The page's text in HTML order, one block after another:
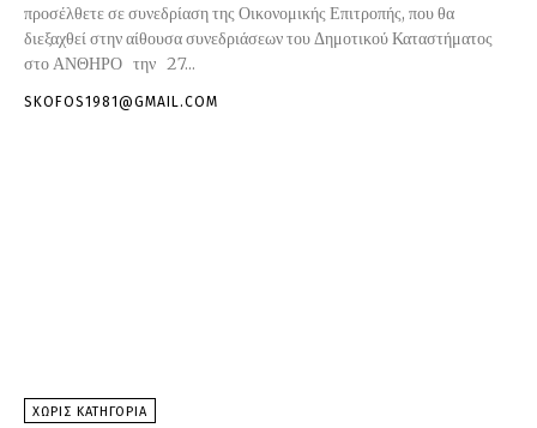
προσέλθετε σε συνεδρίαση της Οικονομικής Επιτροπής, που θα
διεξαχθεί στην αίθουσα συνεδριάσεων του Δημοτικού Καταστήματος
στο ΑΝΘΗΡΟ την 27...
SKOFOS1981@GMAIL.COM
ΧΩΡΊΣ ΚΑΤΗΓΟΡΊΑ